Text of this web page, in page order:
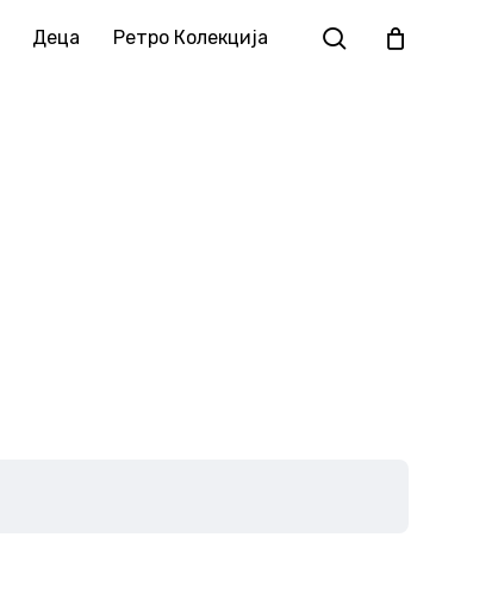
Деца
Ретро Колекција